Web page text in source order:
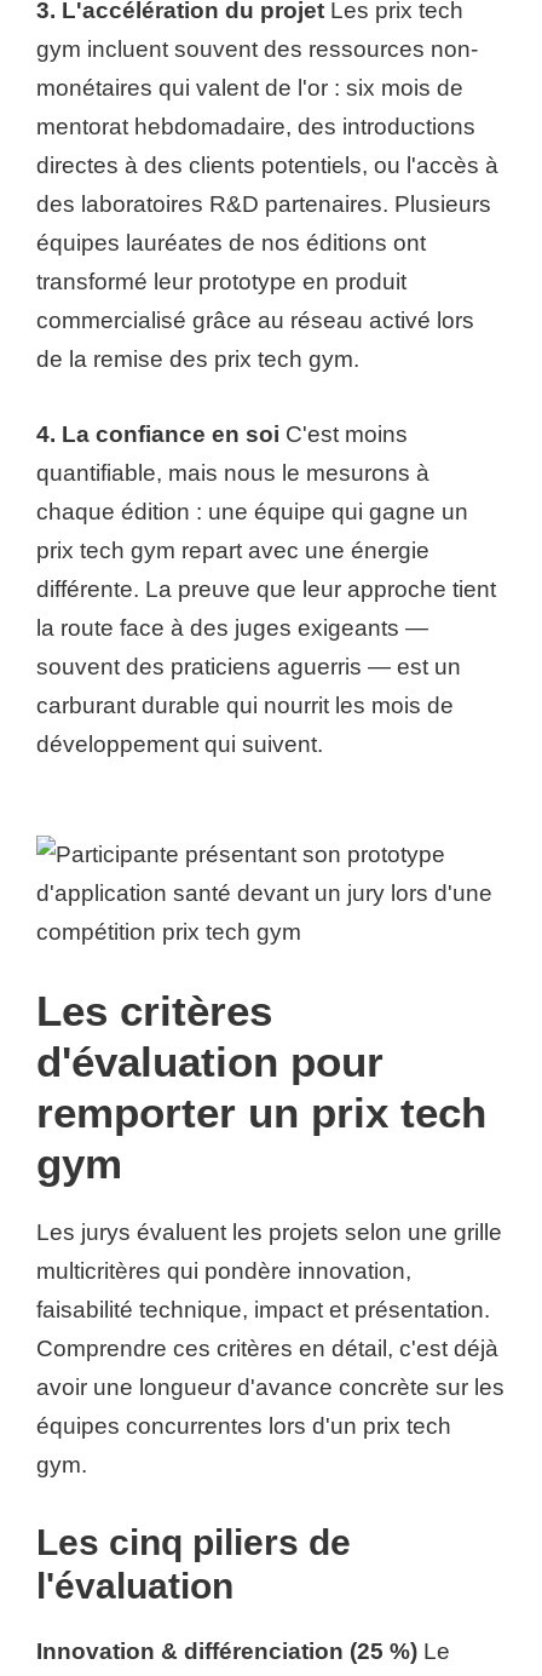
3. L'accélération du projet Les prix tech
gym incluent souvent des ressources non-
monétaires qui valent de l'or : six mois de
mentorat hebdomadaire, des introductions
directes à des clients potentiels, ou l'accès à
des laboratoires R&D partenaires. Plusieurs
équipes lauréates de nos éditions ont
transformé leur prototype en produit
commercialisé grâce au réseau activé lors
de la remise des prix tech gym.
4. La confiance en soi C'est moins
quantifiable, mais nous le mesurons à
chaque édition : une équipe qui gagne un
prix tech gym repart avec une énergie
différente. La preuve que leur approche tient
la route face à des juges exigeants —
souvent des praticiens aguerris — est un
carburant durable qui nourrit les mois de
développement qui suivent.
Les critères
d'évaluation pour
remporter un prix tech
gym
Les jurys évaluent les projets selon une grille
multicritères qui pondère innovation,
faisabilité technique, impact et présentation.
Comprendre ces critères en détail, c'est déjà
avoir une longueur d'avance concrète sur les
équipes concurrentes lors d'un prix tech
gym.
Les cinq piliers de
l'évaluation
Innovation & différenciation (25 %) Le